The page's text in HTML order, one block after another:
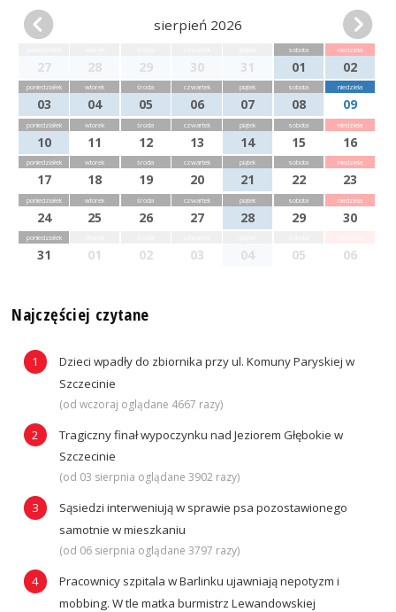
sierpień 2026
27 28 29 30 31
sobota
01
niedziela
02
poniedziałek
03
wtorek
04
środa
05
czwartek
06
piątek
07
sobota
08
niedziela
09
poniedziałek
10
wtorek
11
środa
12
czwartek
13
piątek
14
sobota
15
niedziela
16
poniedziałek
17
wtorek
18
środa
19
czwartek
20
piątek
21
sobota
22
niedziela
23
poniedziałek
24
wtorek
25
środa
26
czwartek
27
piątek
28
sobota
29
niedziela
30
poniedziałek
31 01 02 03 04 05 06
Najczęściej czytane
Dzieci wpadły do zbiornika przy ul. Komuny Paryskiej w
Szczecinie
(od wczoraj oglądane 4667 razy)
Tragiczny finał wypoczynku nad Jeziorem Głębokie w
Szczecinie
(od 03 sierpnia oglądane 3902 razy)
Sąsiedzi interweniują w sprawie psa pozostawionego
samotnie w mieszkaniu
(od 06 sierpnia oglądane 3797 razy)
Pracownicy szpitala w Barlinku ujawniają nepotyzm i
mobbing. W tle matka burmistrz Lewandowskiej